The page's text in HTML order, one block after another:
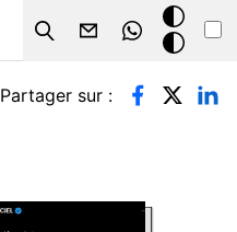
Search
Mode
sombre
Partager sur :